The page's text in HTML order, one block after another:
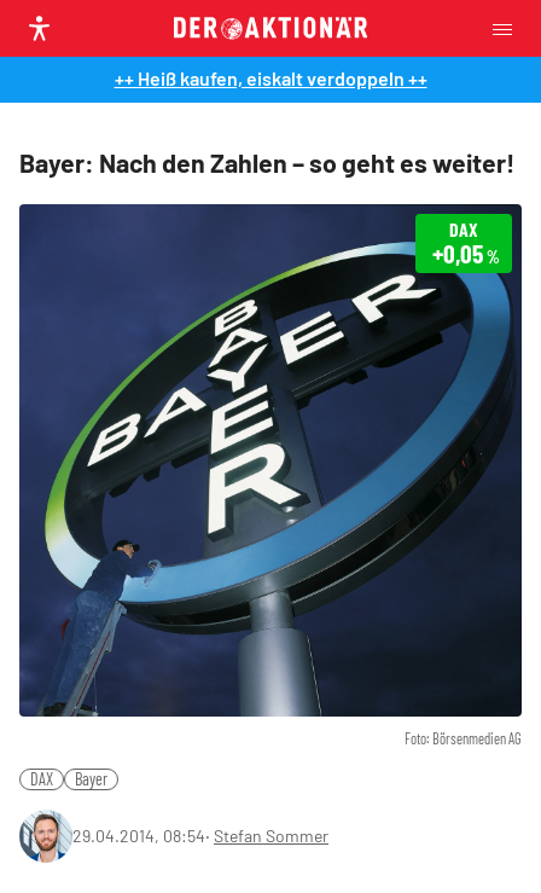
++ Heiß kaufen, eiskalt verdoppeln ++
Bayer: Nach den Zahlen – so geht es weiter!
Foto: Börsenmedien AG
DAX
+0,05%
DAX Bayer
29.04.2014, 08:54‧ Stefan Sommer